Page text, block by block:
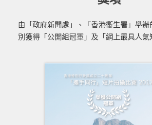
由「政府新聞處」、「香港衞生署」舉辦
別獲得「公開組冠軍」及「網上最具人氣